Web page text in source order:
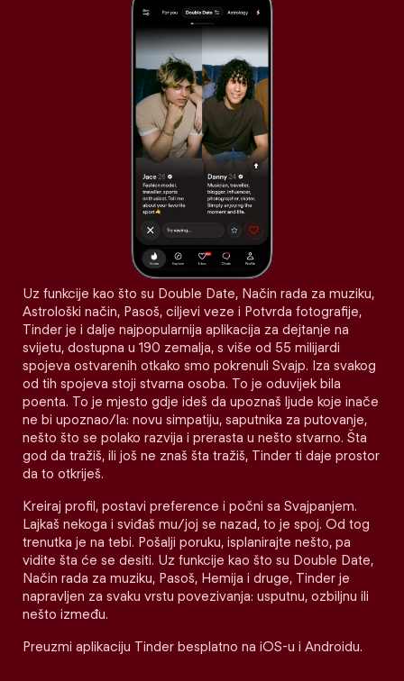
Uz funkcije kao što su Double Date, Način rada za muziku,
Astrološki način, Pasoš, ciljevi veze i Potvrda fotografije,
Tinder je i dalje najpopularnija aplikacija za dejtanje na
svijetu, dostupna u 190 zemalja, s više od 55 milijardi
spojeva ostvarenih otkako smo pokrenuli Svajp. Iza svakog
od tih spojeva stoji stvarna osoba. To je oduvijek bila
poenta. To je mjesto gdje ideš da upoznaš ljude koje inače
ne bi upoznao/la: novu simpatiju, saputnika za putovanje,
nešto što se polako razvija i prerasta u nešto stvarno. Šta
god da tražiš, ili još ne znaš šta tražiš, Tinder ti daje prostor
da to otkriješ.
Kreiraj profil, postavi preference i počni sa Svajpanjem.
Lajkaš nekoga i sviđaš mu/joj se nazad, to je spoj. Od tog
trenutka je na tebi. Pošalji poruku, isplanirajte nešto, pa
vidite šta će se desiti. Uz funkcije kao što su Double Date,
Način rada za muziku, Pasoš, Hemija i druge, Tinder je
napravljen za svaku vrstu povezivanja: usputnu, ozbiljnu ili
nešto između.
Preuzmi aplikaciju Tinder besplatno na iOS-u i Androidu.